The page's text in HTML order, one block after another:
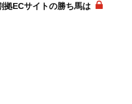
ECサイトの勝ち馬は